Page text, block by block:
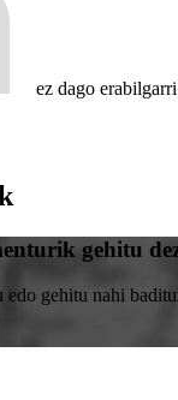
ez dago erabilgarri
gehitu
gehitu nahi